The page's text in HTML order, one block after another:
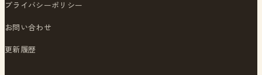
プライバシーポリシー
お問い合わせ
更新履歴